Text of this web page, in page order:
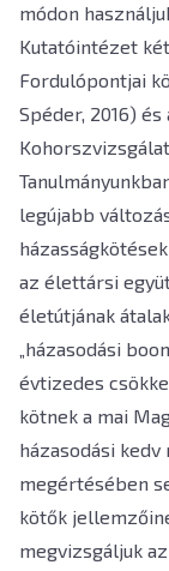
módon
Kutatóintézet
Fordulópontjai
Spéder, 2016) és
legújabb
az élettársi
életútjának
„házasodási
évtizedes
kötnek a mai
házasodási
megértésében
kötők
megvizsgáljuk